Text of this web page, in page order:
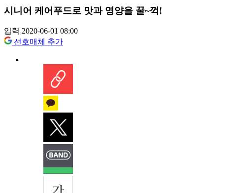
시니어 케어푸드로 맛과 영양을 꿀~꺽!
입력 2020-06-01 08:00
선호매체 추가